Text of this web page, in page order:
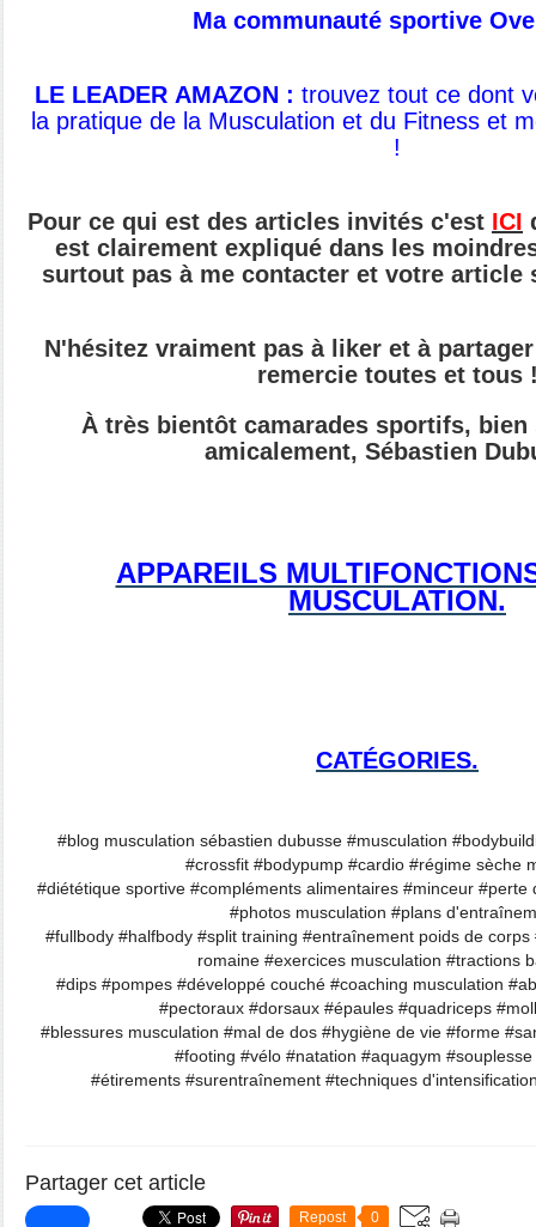
Ma communauté sportive
LE LEADER AMAZON : trouvez tout ce dont
la pratique de la Musculation et du Fitness et
!
Pour ce qui est des articles invités c'est ICI
est clairement expliqué dans les
surtout pas à me contacter et votre article
N'hésitez vraiment pas à liker et à
remercie toutes et tous
À très bientôt camarades sportifs,
amicalement, Sébastien
APPAREILS
MUSCULATION.
CATÉGORIES.
#blog musculation sébastien dubusse #musculation
#crossfit #bodypump #cardio #régime sèche
#diététique sportive #compléments alimentaires #minceur #perte
#photos musculation #plans
#fullbody #halfbody #split training #entraînement poids de
romaine #exercices musculation #tractions
#dips #pompes #développé couché #coaching musculation
#pectoraux #dorsaux #épaules #quadriceps
#blessures musculation #mal de dos #hygiène de vie #forme
#footing #vélo #natation #aquagym
#étirements #surentraînement #techniques
Partager cet article
Repost 0